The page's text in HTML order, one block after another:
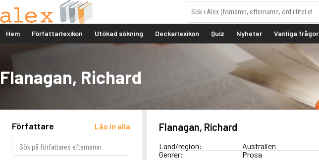
Hem Författarlexikon Utökad sökning Deckarlexikon Quiz Nyheter Vanliga frågor
Flanagan, Richard
Författare Läs in alla Flanagan, Richard
Land/region:
Australien
Genrer:
Prosa